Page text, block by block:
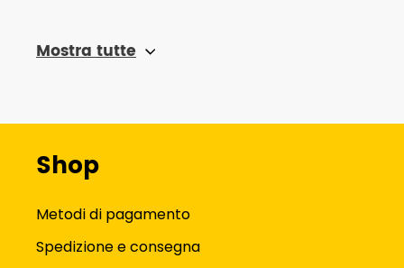
Mostra tutte
Shop
Metodi di pagamento
Spedizione e consegna